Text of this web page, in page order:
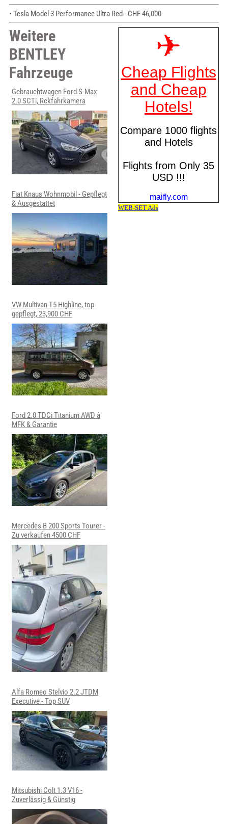
• Tesla Model 3 Performance Ultra Red - CHF 46,000
Weitere
BENTLEY
Fahrzeuge
Gebrauchtwagen Ford S-Max
2.0 SCTi, Rckfahrkamera
Fiat Knaus Wohnmobil - Gepflegt
& Ausgestattet
VW Multivan T5 Highline, top
gepflegt, 23,900 CHF
Ford 2.0 TDCi Titanium AWD â
MFK & Garantie
Mercedes B 200 Sports Tourer -
Zu verkaufen 4500 CHF
Alfa Romeo Stelvio 2.2 JTDM
Executive - Top SUV
Mitsubishi Colt 1.3 V16 -
Zuverlässig & Günstig